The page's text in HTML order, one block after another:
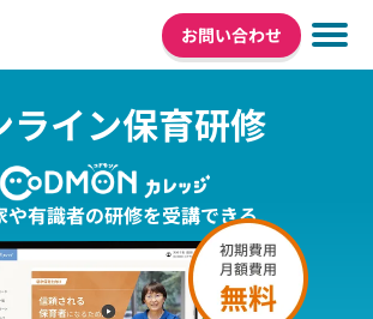
お問い合わせ
ライン保育研修
や有識者の研修を受講できる